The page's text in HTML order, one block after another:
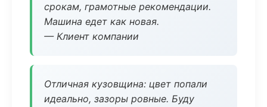
срокам, грамотные рекомендации.
Машина едет как новая.
— Клиент компании
Отличная кузовщина: цвет попали
идеально, зазоры ровные. Буду